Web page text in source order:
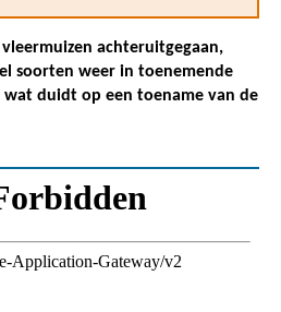
achteruitgegaan,
soorten weer in toenemende
duidt op een toename van de